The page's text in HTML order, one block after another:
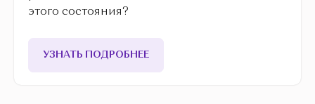
этого состояния?
УЗНАТЬ ПОДРОБНЕЕ